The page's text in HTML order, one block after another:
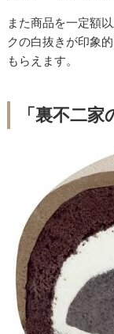
また商品を一定額
クの白抜きが印象
もらえます。
「裏不二